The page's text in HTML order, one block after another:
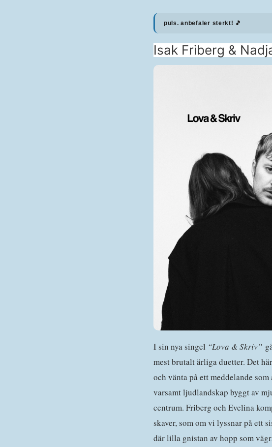
puls. anbefaler sterkt! 🎵
Isak Friberg &
I sin nya singel “Lova & Skriv”
mest brutalt ärliga duetter. Det
och vänta på ett meddelande
varsamt ljudlandskap byggt av
centrum. Friberg och Evelina
skaver, som om vi lyssnar på ett
där lilla gnistan av hopp som